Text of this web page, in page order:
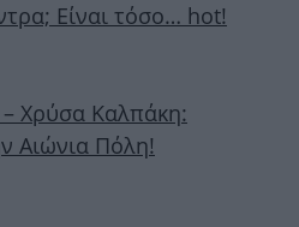
Είναι τόσο… hot!
Χρύσα Καλπάκη:
Αιώνια Πόλη!